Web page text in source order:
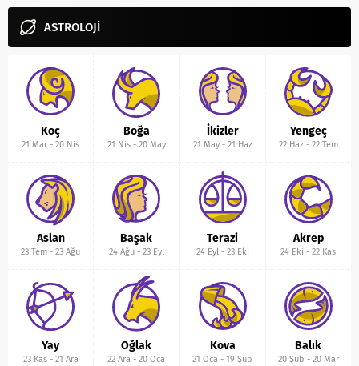
ASTROLOJİ
Koç
21 Mar -20 Nis
Boğa
21 Nis- 20 May
İkizler
21 May- 21 Haz
Yengeç
22 Haz- 22 Tem
Aslan
23 Tem -23 Ağu
Başak
24 Ağu- 23 Eyl
Terazi
24 Eyl- 23 Eki
Akrep
24 Eki -22 Kas
Yay
23 Kas- 21 Ara
Oğlak
22 Ara -20 Oca
Kova
21 Oca -19 Şub
Balık
20 Şub - 20 Mar